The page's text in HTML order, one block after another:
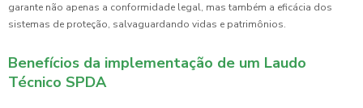
garante não apenas a conformidade legal, mas também a eficácia dos
sistemas de proteção, salvaguardando vidas e patrimônios.
Benefícios da implementação de um Laudo
Técnico SPDA